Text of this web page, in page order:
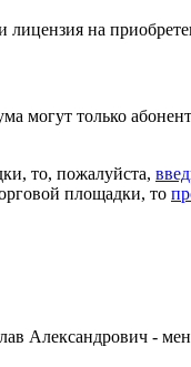
лицензия на
могут только
то, пожалуйста,
площадки, то
Александрович -